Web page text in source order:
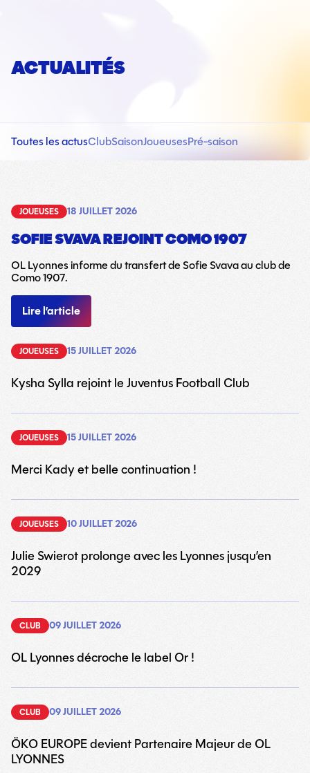
ACTUALITÉS
Toutes les actusClubSaisonJoueusesPré-saison
JOUEUSES 18 JUILLET 2026
SOFIE SVAVA REJOINT COMO 1907
OL Lyonnes informe du transfert de Sofie Svava au club de
Como 1907.
Lire l’article
JOUEUSES 15 JUILLET 2026
Kysha Sylla rejoint le Juventus Football Club
JOUEUSES 15 JUILLET 2026
Merci Kady et belle continuation !
JOUEUSES 10 JUILLET 2026
Julie Swierot prolonge avec les Lyonnes jusqu’en
2029
CLUB 09 JUILLET 2026
OL Lyonnes décroche le label Or !
CLUB 09 JUILLET 2026
ÖKO EUROPE devient Partenaire Majeur de OL
LYONNES